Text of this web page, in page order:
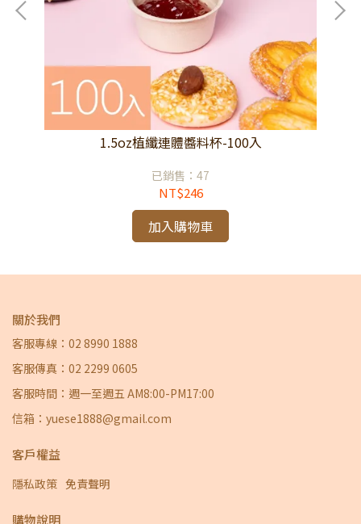
1.5oz植纖連體醬料杯-100入
已銷售：47
NT$246
加入購物車
關於我們
客服專線：02 8990 1888
客服傳真：02 2299 0605
客服時間：週一至週五 AM8:00-PM17:00
信箱：yuese1888@gmail.com
客戶權益
隱私政策 免責聲明
購物說明